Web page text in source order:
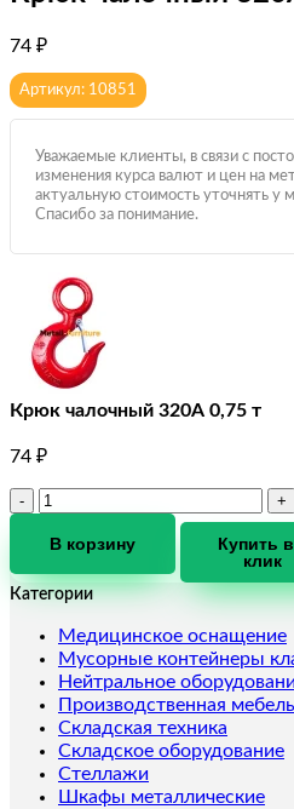
74 ₽
Артикул: 10851
Уважаемые клиенты, в связи с
изменения курса валют и цен на
актуальную стоимость уточнять у
Спасибо за понимание.
Крюк чалочный 320А 0,75 т
74 ₽
Количество
Крюк
320А
т
В корзину
Купить
клик
Категории
Медицинское оснащение
Мусорные контейнеры
Нейтральное
Производственная мебель
Складская техника
Складское оборудование
Стеллажи
Шкафы металлические